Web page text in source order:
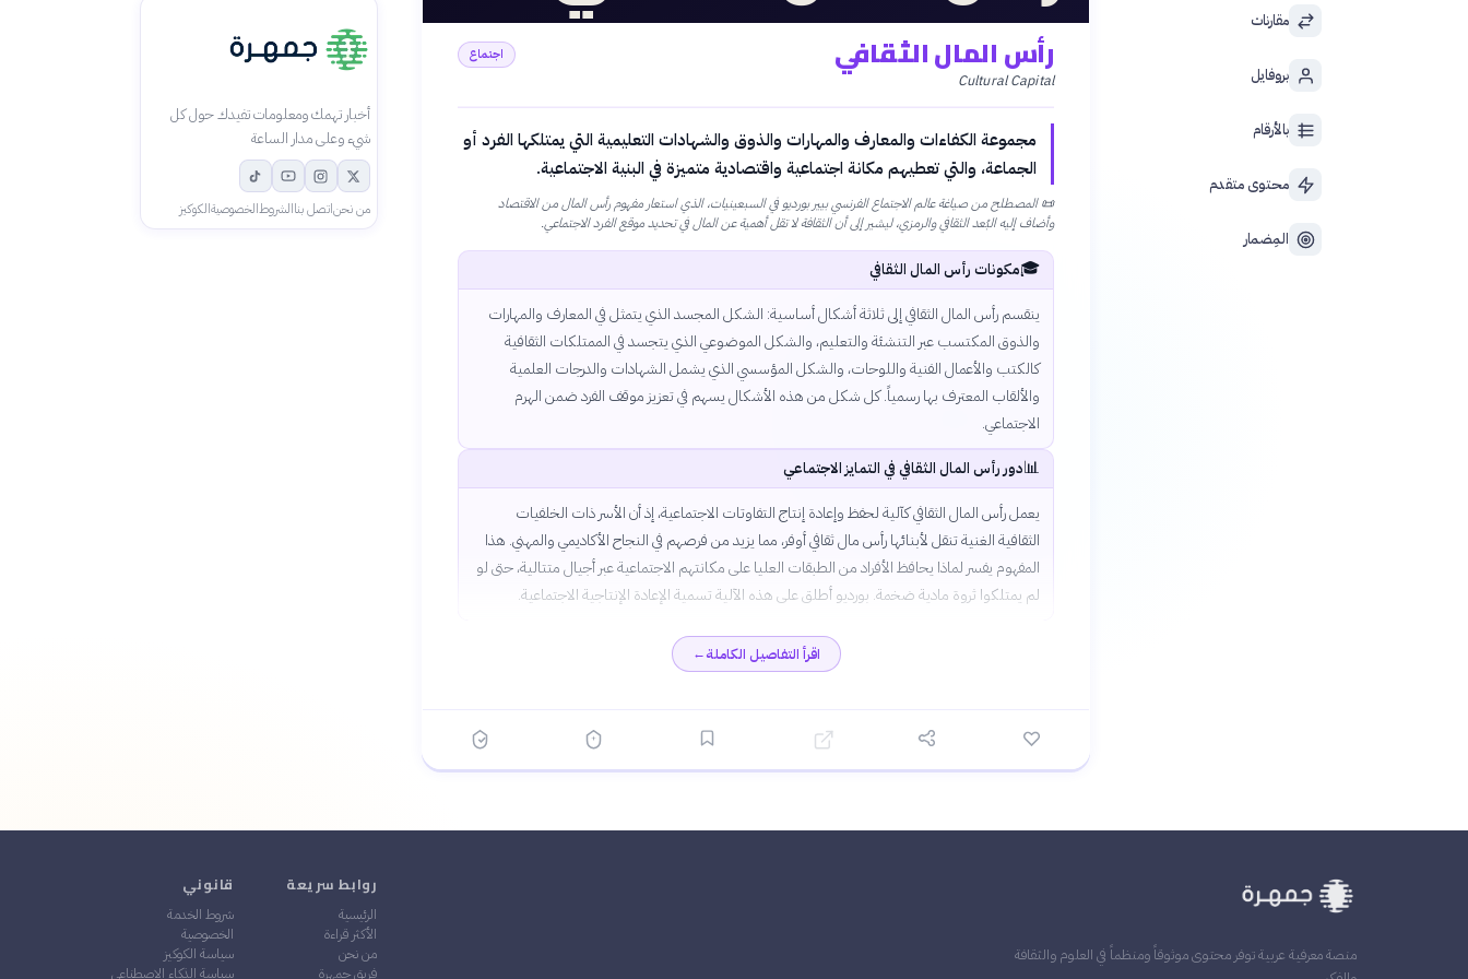
مقارنات
بروفايل
بالأرقام
محتوى متقدم
المِضمار
رأس المال الثقافي
Cultural Capital
اجتماع
مجموعة الكفاءات والمعارف والمهارات والذوق والشهادات التعليمية التي يمتلكها الفرد أو
الجماعة، والتي تعطيهم مكانة اجتماعية واقتصادية متميزة في البنية الاجتماعية.
📜المصطلح من صياغة عالم الاجتماع الفرنسي بيير بورديو في السبعينيات، الذي استعار مفهوم رأس المال من الاقتصاد
وأضاف إليه البُعد الثقافي والرمزي، ليشير إلى أن الثقافة لا تقل أهمية عن المال في تحديد موقع الفرد الاجتماعي.
🎓مكونات رأس المال الثقافي
ينقسم رأس المال الثقافي إلى ثلاثة أشكال أساسية: الشكل المجسد الذي يتمثل في المعارف والمهارات
والذوق المكتسب عبر التنشئة والتعليم، والشكل الموضوعي الذي يتجسد في الممتلكات الثقافية
كالكتب والأعمال الفنية واللوحات، والشكل المؤسسي الذي يشمل الشهادات والدرجات العلمية
والألقاب المعترف بها رسمياً. كل شكل من هذه الأشكال يسهم في تعزيز موقف الفرد ضمن الهرم
الاجتماعي.
📊دور رأس المال الثقافي في التمايز الاجتماعي
يعمل رأس المال الثقافي كآلية لحفظ وإعادة إنتاج التفاوتات الاجتماعية، إذ أن الأسر ذات الخلفيات
الثقافية الغنية تنقل لأبنائها رأس مال ثقافي أوفر، مما يزيد من فرصهم في النجاح الأكاديمي والمهني. هذا
المفهوم يفسر لماذا يحافظ الأفراد من الطبقات العليا على مكانتهم الاجتماعية عبر أجيال متتالية، حتى لو
لم يمتلكوا ثروة مادية ضخمة. بورديو أطلق على هذه الآلية تسمية الإعادة الإنتاجية الاجتماعية.
اقرأ التفاصيل الكاملة←
أخبار تهمك ومعلومات تفيدك حول كل
شيء وعلى مدار الساعة
من نحناتصل بناالشروطالخصوصيةالكوكيز
منصة معرفية عربية توفر محتوى موثوقاً ومنظماً في العلوم والثقافة
روابط سريعة
الرئيسية
الأكثر قراءة
من نحن
فريق جمهرة
قانوني
شروط الخدمة
الخصوصية
سياسة الكوكيز
سياسة الذكاء الاصطناعي